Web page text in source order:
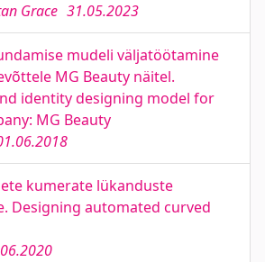
Grace 31.05.2023
mudeli väljatöötamine
MG Beauty näitel.
identity designing model for
MG Beauty
kumerate lükanduste
Designing automated curved